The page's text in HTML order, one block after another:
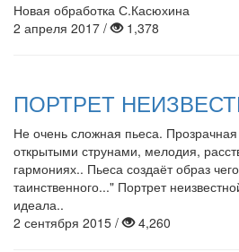
Новая обработка С.Касюхина
2 апреля 2017 /
1,378
ПОРТРЕТ
Не очень сложная пьеса.
открытыми струнами, мелодия,
гармониях.. Пьеса создаёт образ
таинственного..." Портрет
идеала..
2 сентября 2015 /
4,260